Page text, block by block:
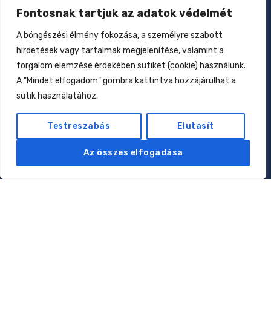
Fontosnak tartjuk az adatok védelmét
A böngészési élmény fokozása, a személyre szabott
hirdetések vagy tartalmak megjelenítése, valamint a
forgalom elemzése érdekében sütiket (cookie) használunk.
A "Mindet elfogadom" gombra kattintva hozzájárulhat a
sütik használatához.
Testreszabás Elutasít
Az összes elfogadása
Zavar a növekedésben
2026.01.27.
Csecsemőtáplálás az elmúlt 160 évben
2026.01.17.
Allergiák: kell-e nekünk az eliminációs diéta?